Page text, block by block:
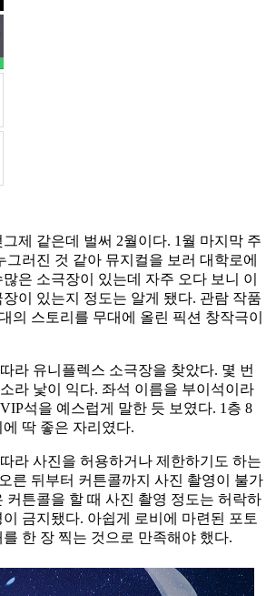
제 같은데 벌써 2월이다. 1월 마지막 주
그러진 것 같아 뮤지컬을 보러 대학로에
은 소극장이 있는데 자주 오다 보니 이
이 있는지 정도는 알게 됐다. 관람 작품
의 스토리를 무대에 올린 픽션 창작극이
라 유니플렉스 소극장을 찾았다. 몇 번
라 낯이 익다. 좌석 이름을 부이석이라
석을 예스럽게 말한 듯 보였다. 1층 8
딱 좋은 자리였다.
라 사진을 허용하거나 제한하기도 하는
른 뒤부터 커튼콜까지 사진 촬영이 불가
커튼콜을 할 때 사진 촬영 정도는 허락하
금지됐다. 아쉽게 로비에 마련된 포토
한 장 찍는 것으로 만족해야 했다.